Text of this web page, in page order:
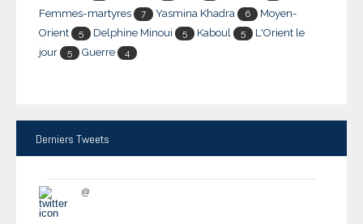
Femmes-martyres 7 Yasmina Khadra 6
Moyen-
Orient
5 Delphine Minoui 5 Kaboul 5
L'Orient le
jour
5 Guerre 4
Derniers Tweets
@